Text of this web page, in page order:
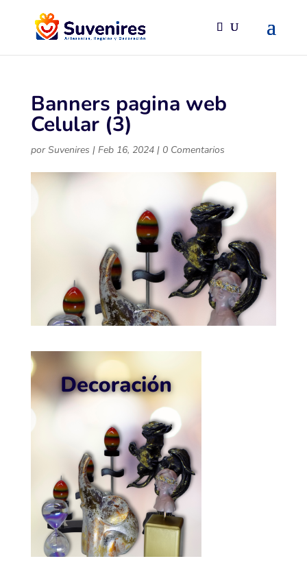
Banners pagina web
Celular (3)
porSuvenires | Feb 16, 2024| 0 Comentarios